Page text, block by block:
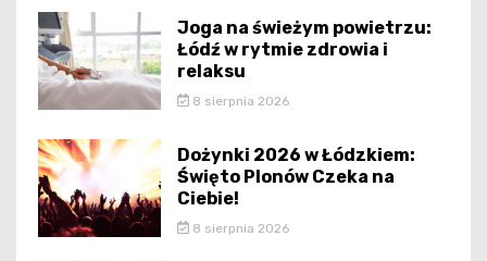
Joga na świeżym powietrzu:
Łódź w rytmie zdrowia i
relaksu
8 sierpnia 2026
Dożynki 2026 w Łódzkiem:
Święto Plonów Czeka na
Ciebie!
8 sierpnia 2026